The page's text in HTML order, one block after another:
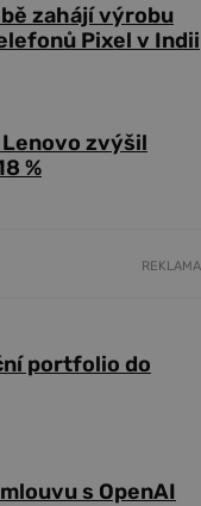
zahájí výrobu
Pixel v Indii
zvýšil
%
REKLAMA
portfolio do
s OpenAI